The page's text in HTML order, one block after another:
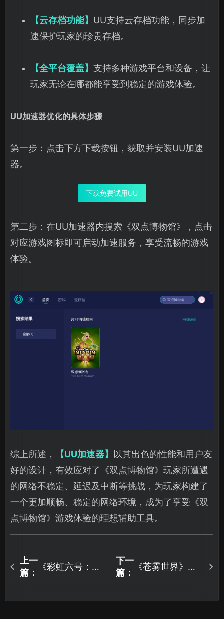
【云存档功能】 UU支持云存档功能，同步加
速保护玩家的珍贵存档。
【全平台覆盖】 支持多种游戏平台和设备，让
玩家无论在哪都能享受到稳定的游戏体验。
UU加速器优化的具体步骤
第一步：点击下方下载按钮，获取并安装UU加速
器。
下载免费试用UU
第二步：在UU加速器内搜索《双点博物馆》，点击
对应游戏图标即可启动加速服务，享受流畅的游戏
体验。
综上所述， 【UU加速器】
以其出色的性能和用户友
好的设计，有效应对了《双点博物馆》玩家所遭遇
的网络不稳定、延迟及中断等挑战，为玩家构建了
一个更加顺畅、稳定的网络环境，成为了享受《双
点博物馆》游戏体验的理想辅助工具。
上一
篇：
《彩虹六号：围
匹配机制大改！
下一
篇：
《苍雾世界》美
领1000抽！